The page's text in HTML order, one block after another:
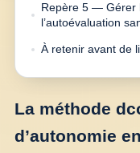
Repère 5 — Gérer
l’autoévaluation
À retenir avant de
La méthode
d’autonomie